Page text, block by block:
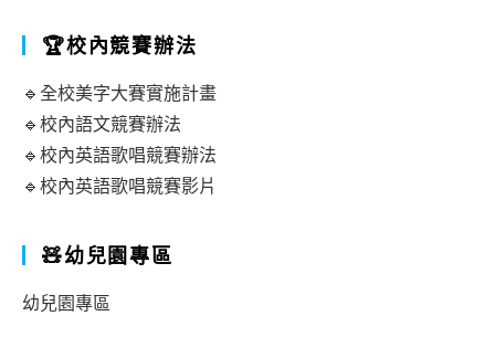
🏆校內競賽辦法
🔹全校美字大賽實施計畫
🔹校內語文競賽辦法
🔹校內英語歌唱競賽辦法
🔹校內英語歌唱競賽影片
🧸幼兒園專區
幼兒園專區